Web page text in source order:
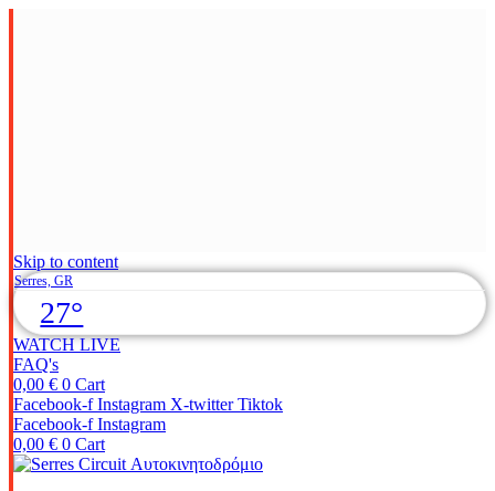
Skip to content
Serres, GR
27°
WATCH LIVE
FAQ's
0,00 € 0 Cart
Facebook-f Instagram X-twitter Tiktok
Facebook-f Instagram
0,00 € 0 Cart